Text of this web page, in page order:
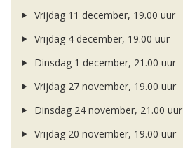
Vrijdag 11 december, 19.00 uur
Vrijdag 4 december, 19.00 uur
Dinsdag 1 december, 21.00 uur
Vrijdag 27 november, 19.00 uur
Dinsdag 24 november, 21.00 uur
Vrijdag 20 november, 19.00 uur